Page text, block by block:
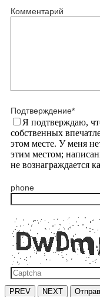
Комментарий
Подтверждение*
Я подтверждаю,
собственных
этом месте. У меня
этим местом;
не вознаграждается
phone
PREV NEXT